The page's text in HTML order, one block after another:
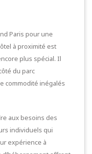
Paris pour une
à proximité est
plus spécial. Il
du parc
commodité inégalés
aux besoins des
individuels qui
expérience à